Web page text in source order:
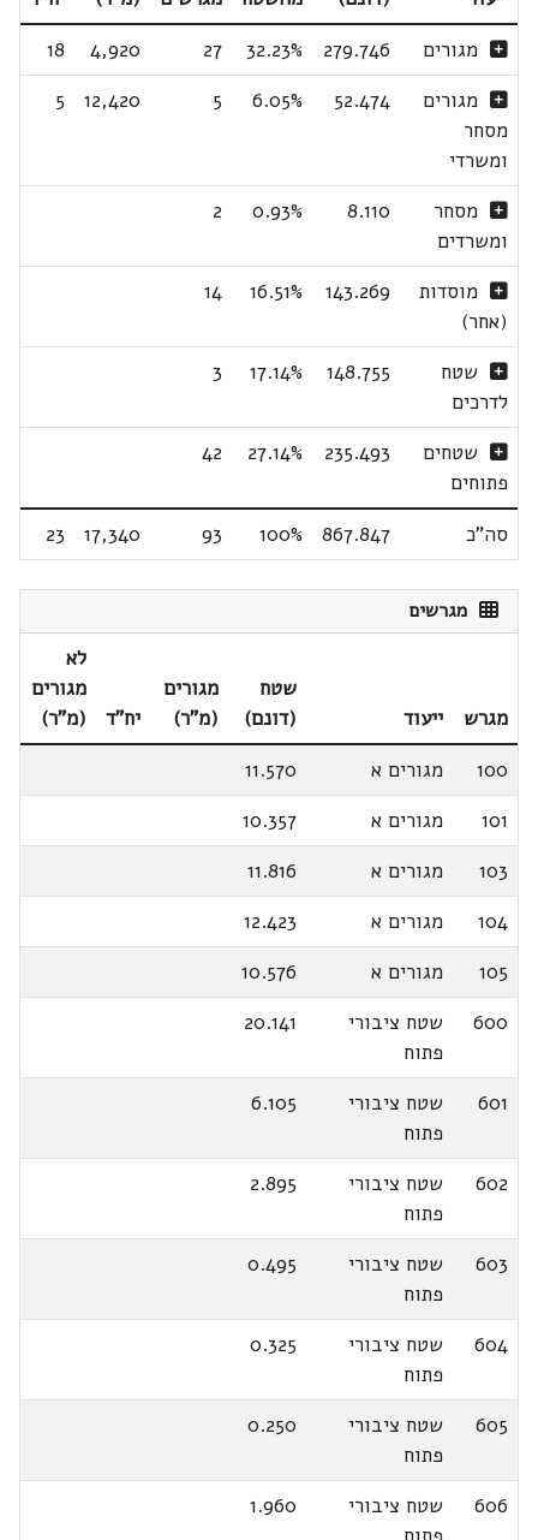
מגורים
279.746
32.23%
27
4,920
18
מגורים
מסחר
ומשרדי
52.474
6.05%
5
12,420
5
מסחר
ומשרדים
8.110
0.93%
2
מוסדות
(אחר)
143.269
16.51%
14
שטח
לדרכים
148.755
17.14%
3
שטחים
פתוחים
235.493
27.14%
42
סה"כ 867.847
100%
93
17,340
23
מגרשים
מגרש ייעוד
שטח
(דונם)
מגורים
(מ"ר)
יח"ד
לא
מגורים
(מ"ר)
100
מגורים א
11.570
101
מגורים א
10.357
103
מגורים א
11.816
104
מגורים א
12.423
105
מגורים א
10.576
600
שטח ציבורי
פתוח
20.141
601
שטח ציבורי
פתוח
6.105
602
שטח ציבורי
פתוח
2.895
603
שטח ציבורי
פתוח
0.495
604
שטח ציבורי
פתוח
0.325
605
שטח ציבורי
פתוח
0.250
606
שטח ציבורי
1.960